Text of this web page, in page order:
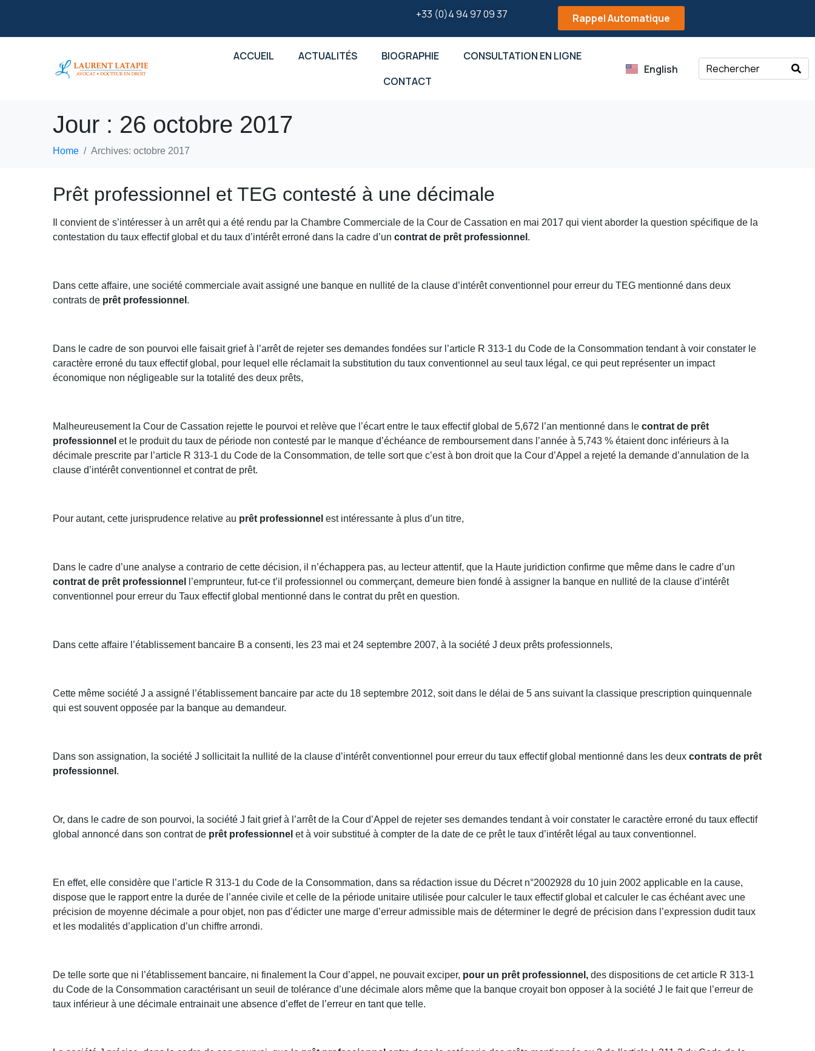
+33 (0)4 94 97 09 37 Rappel Automatique
ACCUEIL ACTUALITÉS BIOGRAPHIE
CONSULTATION EN LIGNE
CONTACT
English
Jour : 26 octobre 2017
Home Archives: octobre 2017
Prêt professionnel et TEG contesté à une décimale
Il convient de s’intéresser à un arrêt qui a été rendu par la Chambre Commerciale de la Cour de Cassation en mai 2017 qui vient aborder la question spécifique de la
contestation du taux effectif global et du taux d’intérêt erroné dans la cadre d’uncontrat de prêt professionnel .
Dans cette affaire, une société commerciale avait assigné une banque en nullité de la clause d’intérêt conventionnel pour erreur du TEG mentionné dans deux
contrats de prêt professionnel .
Dans le cadre de son pourvoi elle faisait grief à l’arrêt de rejeter ses demandes fondées sur l’article R 313-1 du Code de la Consommation tendant à voir constater le
caractère erroné du taux effectif global, pour lequel elle réclamait la substitution du taux conventionnel au seul taux légal, ce qui peut représenter un impact
économique non négligeable sur la totalité des deux prêts,
Malheureusement la Cour de Cassation rejette le pourvoi et relève que l’écart entre le taux effectif global de 5,672 l’an mentionné dans lecontrat de prêt
professionnel et le produit du taux de période non contesté par le manque d’échéance de remboursement dans l’année à 5,743 % étaient donc inférieurs à la
décimale prescrite par l’article R 313-1 du Code de la Consommation, de telle sort que c’est à bon droit que la Cour d’Appel a rejeté la demande d’annulation de la
clause d’intérêt conventionnel et contrat de prêt.
Pour autant, cette jurisprudence relative au prêt professionnel est intéressante à plus d’un titre,
Dans le cadre d’une analyse a contrario de cette décision, il n’échappera pas, au lecteur attentif, que la Haute juridiction confirme que même dans le cadre d’un
contrat de prêt professionnel
l’emprunteur, fut-ce t’il professionnel ou commerçant, demeure bien fondé à assigner la banque en nullité de la clause d’intérêt
conventionnel pour erreur du Taux effectif global mentionné dans le contrat du prêt en question.
Dans cette affaire l’établissement bancaire B a consenti, les 23 mai et 24 septembre 2007, à la société J deux prêts professionnels,
Cette même société J a assigné l’établissement bancaire par acte du 18 septembre 2012, soit dans le délai de 5 ans suivant la classique prescription quinquennale
qui est souvent opposée par la banque au demandeur.
Dans son assignation, la société J sollicitait la nullité de la clause d’intérêt conventionnel pour erreur du taux effectif global mentionné dans les deuxcontrats de prêt
professionnel .
Or, dans le cadre de son pourvoi, la société J fait grief à l’arrêt de la Cour d’Appel de rejeter ses demandes tendant à voir constater le caractère erroné du taux effectif
global annoncé dans son contrat de prêt professionnel et à voir substitué à compter de la date de ce prêt le taux d’intérêt légal au taux conventionnel.
En effet, elle considère que l’article R 313-1 du Code de la Consommation, dans sa rédaction issue du Décret n°2002928 du 10 juin 2002 applicable en la cause,
dispose que le rapport entre la durée de l’année civile et celle de la période unitaire utilisée pour calculer le taux effectif global et calculer le cas échéant avec une
précision de moyenne décimale a pour objet, non pas d’édicter une marge d’erreur admissible mais de déterminer le degré de précision dans l’expression dudit taux
et les modalités d’application d’un chiffre arrondi.
De telle sorte que ni l’établissement bancaire, ni finalement la Cour d’appel, ne pouvait exciper, pour un prêt professionnel, des dispositions de cet article R 313-1
du Code de la Consommation caractérisant un seuil de tolérance d’une décimale alors même que la banque croyait bon opposer à la société J le fait que l’erreur de
taux inférieur à une décimale entrainait une absence d’effet de l’erreur en tant que telle.